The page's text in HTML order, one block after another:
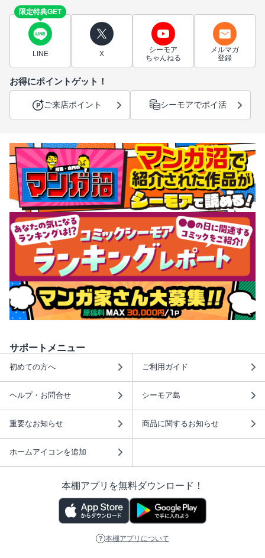
限定特典GET
LINE X
シーモア
ちゃんねる
メルマガ
登録
お得にポイントゲット！
ご来店ポイント シーモアでポイ活
サポートメニュー
初めての方へ ご利用ガイド
ヘルプ・お問合せ シーモア島
重要なお知らせ 商品に関するお知らせ
ホームアイコンを追加
本棚アプリを無料ダウンロード！
本棚アプリについて